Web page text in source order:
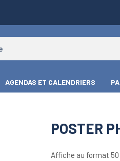
AGENDAS ET CALENDRIERS
POSTER
Affiche au format